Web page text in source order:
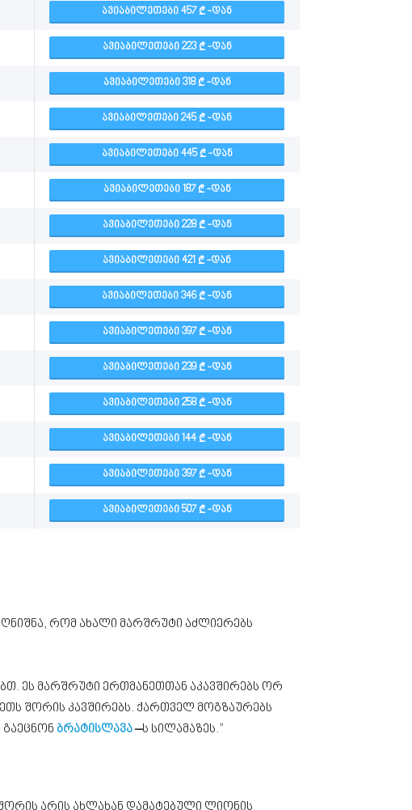
ᲐᲕᲘᲐᲑᲘᲚᲔᲗᲔᲑᲘ 457 -ᲓᲐᲜ
ᲐᲕᲘᲐᲑᲘᲚᲔᲗᲔᲑᲘ 223 -ᲓᲐᲜ
ᲐᲕᲘᲐᲑᲘᲚᲔᲗᲔᲑᲘ 318 -ᲓᲐᲜ
ᲐᲕᲘᲐᲑᲘᲚᲔᲗᲔᲑᲘ 245 -ᲓᲐᲜ
ᲐᲕᲘᲐᲑᲘᲚᲔᲗᲔᲑᲘ 445 -ᲓᲐᲜ
ᲐᲕᲘᲐᲑᲘᲚᲔᲗᲔᲑᲘ 187 -ᲓᲐᲜ
ᲐᲕᲘᲐᲑᲘᲚᲔᲗᲔᲑᲘ 228 -ᲓᲐᲜ
ᲐᲕᲘᲐᲑᲘᲚᲔᲗᲔᲑᲘ 421 -ᲓᲐᲜ
ᲐᲕᲘᲐᲑᲘᲚᲔᲗᲔᲑᲘ 346 -ᲓᲐᲜ
ᲐᲕᲘᲐᲑᲘᲚᲔᲗᲔᲑᲘ 397 -ᲓᲐᲜ
ᲐᲕᲘᲐᲑᲘᲚᲔᲗᲔᲑᲘ 239 -ᲓᲐᲜ
ᲐᲕᲘᲐᲑᲘᲚᲔᲗᲔᲑᲘ 258 -ᲓᲐᲜ
ᲐᲕᲘᲐᲑᲘᲚᲔᲗᲔᲑᲘ 144 -ᲓᲐᲜ
ᲐᲕᲘᲐᲑᲘᲚᲔᲗᲔᲑᲘ 397 -ᲓᲐᲜ
ᲐᲕᲘᲐᲑᲘᲚᲔᲗᲔᲑᲘ 507 -ᲓᲐᲜ
რომ ახალი მარშრუტი აძლიერებს
ეს მარშრუტი ერთმანეთთან აკავშირებს ორ
შორის კავშირებს. ქართველ მოგზაურებს
ბრატისლავა–ს სილამაზეს.”
არის ახლახან დამატებული ლიონის